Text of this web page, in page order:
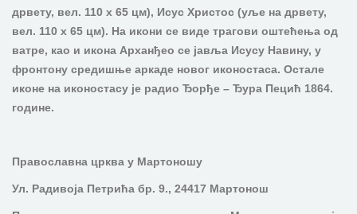
дрвету, вел. 110 x 65 цм), Исус Христос (уље на дрвету,
вел. 110 x 65 цм). На икони се виде трагови оштећења од
ватре, као и икона Арханђео се јавља Исусу Навину, у
фронтону средишње аркаде новог иконостаса. Остале
иконе на иконостасу је радио Ђорђе – Ђура Пецић 1864.
године.
Православна црква у Мартоношу
Ул. Радивоја Петрића бр. 9., 24417 Мартонош